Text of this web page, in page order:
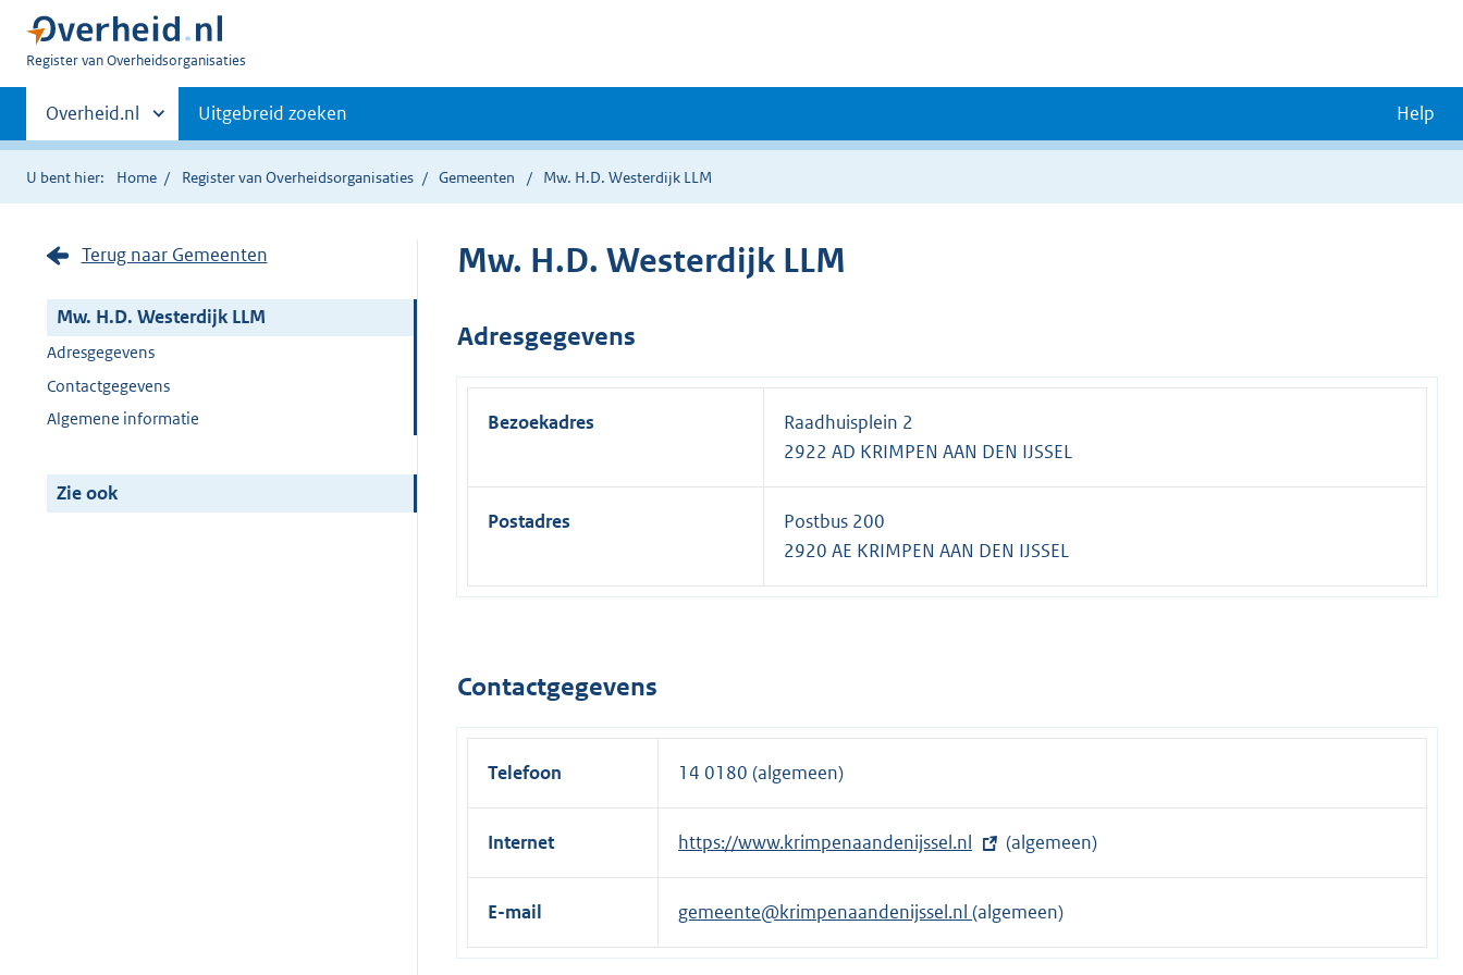
U
Register van Overheidsorganisaties
Primaire
navigatie
Andere
sites
binnen
Overheid.nl Uitgebreid zoeken Help
U bent hier: Home Register van Overheidsorganisaties Gemeenten Mw. H.D. Westerdijk LLM
Terug naar Gemeenten
Mw. H.D. Westerdijk LLM
Adresgegevens
Contactgegevens
Algemene informatie
Zie ook
Mw. H.D. Westerdijk LLM
Adresgegevens
Bezoekadres
Raadhuisplein 2
2922 AD KRIMPEN AAN DEN IJSSEL
Postadres
Postbus 200
2920 AE KRIMPEN AAN DEN IJSSEL
Contactgegevens
Telefoon 14 0180 (algemeen)
Internet
E
x
e
r
https://www.krimpenaandenijssel.nl (algemeen)
E-mail gemeente@krimpenaandenijssel.nl (algemeen)